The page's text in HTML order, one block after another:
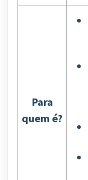
Para
quem é?